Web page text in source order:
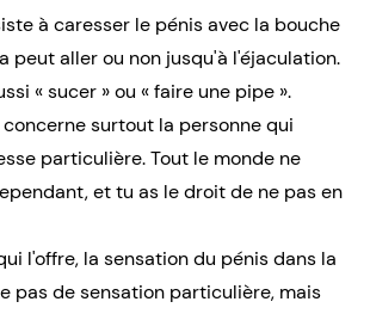
à caresser le pénisavec la bouche
peut aller ou non jusqu'à l'éjaculation.
« sucer » ou « faire une pipe ».
surtout la personne qui
particulière. Tout le monde ne
et tu as le droit de ne pas en
l'offre, la sensation du pénis dans la
pas de sensation particulière, mais